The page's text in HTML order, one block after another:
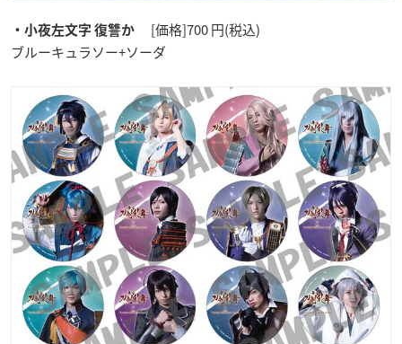
・小夜左文字 復讐か
[価格]700 円(税込)
ブルーキュラソー+ソーダ